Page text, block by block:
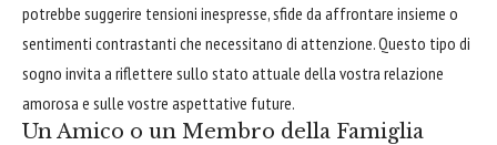
potrebbe suggerire tensioni inespresse, sfide da affrontare insieme o
sentimenti contrastanti che necessitano di attenzione. Questo tipo di
sogno invita a riflettere sullo stato attuale della vostra relazione
amorosa e sulle vostre aspettative future.
Un Amico o un Membro della Famiglia